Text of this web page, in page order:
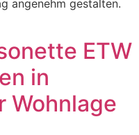
angenehm gestalten.
ETW
in
Wohnlage